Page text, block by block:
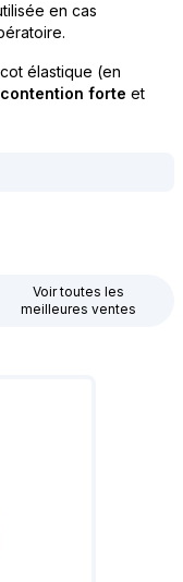
en cas
élastique (en
contention forte et
Voir toutes les
meilleures ventes